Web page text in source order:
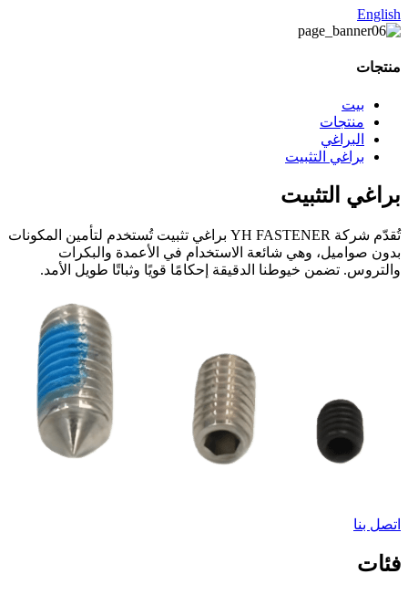
English
منتجات
بيت
منتجات
البراغي
براغي التثبيت
براغي التثبيت
تُقدّم شركة YH FASTENER براغي تثبيت تُستخدم لتأمين المكونات
بدون صواميل، وهي شائعة الاستخدام في الأعمدة والبكرات
والتروس. تضمن خيوطنا الدقيقة إحكامًا قويًا وثباتًا طويل الأمد.
اتصل بنا
فئات